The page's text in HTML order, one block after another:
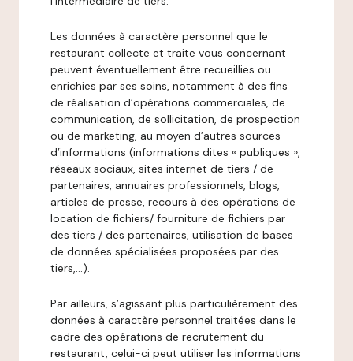
Les données à caractère personnel que le
restaurant collecte et traite vous concernant
peuvent éventuellement être recueillies ou
enrichies par ses soins, notamment à des fins
de réalisation d’opérations commerciales, de
communication, de sollicitation, de prospection
ou de marketing, au moyen d’autres sources
d’informations (informations dites « publiques »,
réseaux sociaux, sites internet de tiers / de
partenaires, annuaires professionnels, blogs,
articles de presse, recours à des opérations de
location de fichiers/ fourniture de fichiers par
des tiers / des partenaires, utilisation de bases
de données spécialisées proposées par des
tiers,…).
Par ailleurs, s’agissant plus particulièrement des
données à caractère personnel traitées dans le
cadre des opérations de recrutement du
restaurant, celui-ci peut utiliser les informations